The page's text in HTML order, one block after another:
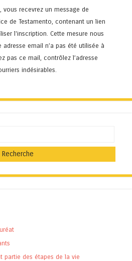
recevrez un message de
de Testamento, contenant un lien
l'inscription. Cette mesure nous
email n’a pas été utilisée à
pas ce mail, contrôlez l’adresse
indésirables.
partie des étapes de la vie